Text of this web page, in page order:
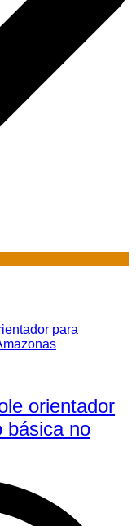
orientador
básica no